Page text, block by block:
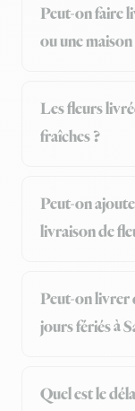
Peut-on faire
ou une
Les fleurs
fraîches ?
Peut-on
livraison de
Peut-on livrer
jours fériés à
Quel est le